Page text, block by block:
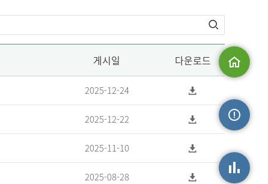
맵
게시일 다운로드
2025-12-24
2025-12-22
2025-11-10
2025-08-28